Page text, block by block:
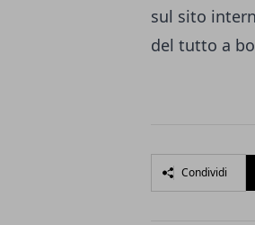
sul sito
del tutto a
Condividi